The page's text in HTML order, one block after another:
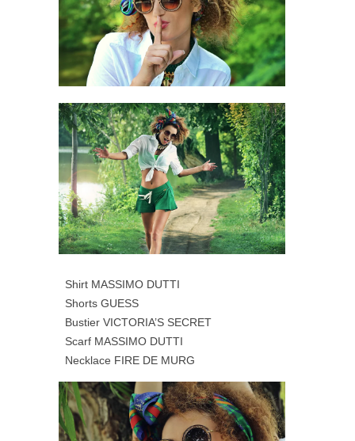
Shirt MASSIMO DUTTI
Shorts GUESS
Bustier VICTORIA’S SECRET
Scarf MASSIMO DUTTI
Necklace FIRE DE MURG